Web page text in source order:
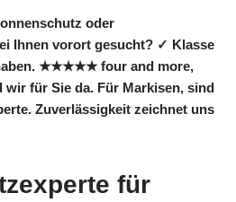
oder
Ihnen vorort gesucht? ✓ Klasse
★★★★★ four and more,
wir für Sie da. Für Markisen, sind
Zuverlässigkeit zeichnet uns
für